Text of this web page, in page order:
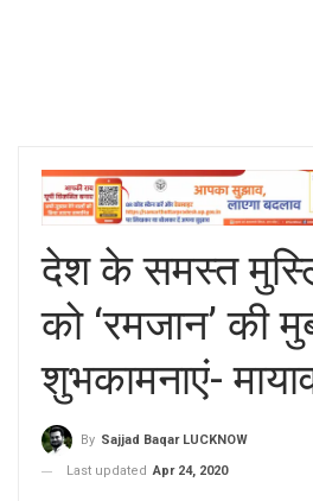
देश के समस्त
को ‘रमजान’ की
शुभकामनाएं-
By Sajjad Baqar LUCKNOW
Last updated Apr 24, 2020